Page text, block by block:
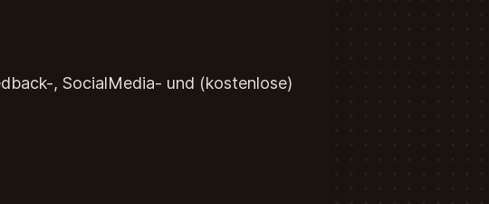
, SocialMedia- und (kostenlose)